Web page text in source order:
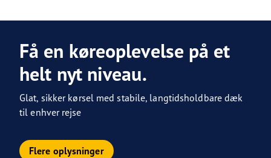
Få en køreoplevelse på et
helt nyt niveau.
Glat, sikker kørsel med stabile, langtidsholdbare dæk
til enhver rejse
Flere oplysninger